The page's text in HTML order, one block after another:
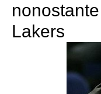
Lakers